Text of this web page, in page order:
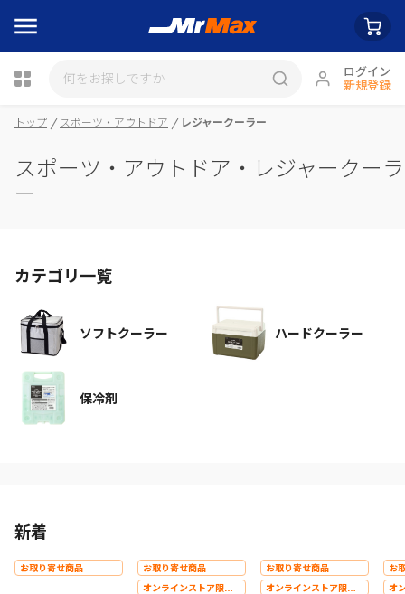
ログイン
新規登録
瓶詰
トップ スポーツ・アウトドア レジャークーラー
スポーツ・アウトドア・レジャークーラ
ー
カテゴリ一覧
ソフトクーラー ハードクーラー
保冷剤
新着
お取り寄せ商品
お取り寄せ商品
オンラインストア限定
お取り寄せ商品
オンラインストア限定
お
オ